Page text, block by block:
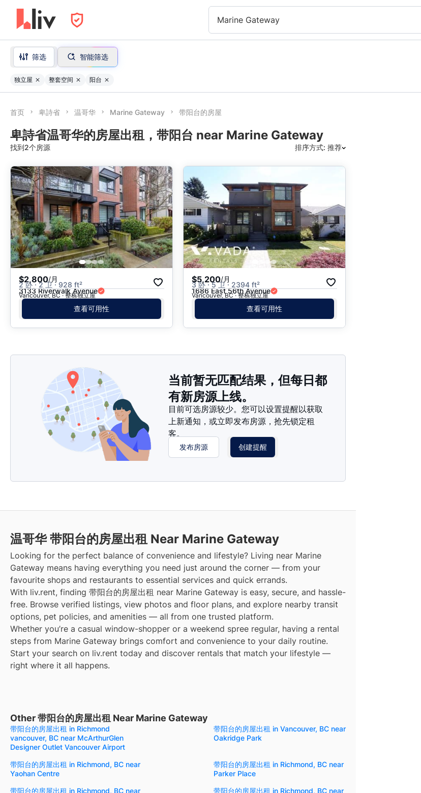
Marine Gateway
筛选 智能筛选
独立屋 整套空间 阳台
首页 卑詩省 温哥华 Marine Gateway 带阳台的房屋
卑詩省温哥华的房屋出租，带阳台 near Marine Gateway
找到2个房源 排序方式: 推荐
日期: 最新日期在前
日期: 过往日期在前
价格 - $$$ 到 $
价格 - $ 到 $$$
$2,800/月
2 卧 · 2 卫 · 928 ft²
3133 Riverwalk Avenue
Vancouver, BC · 整栋独立屋
查看可用性
$5,200/月
3 卧 · 5 卫 · 2394 ft²
1686 East 56th Avenue
Vancouver, BC · 整栋独立屋
查看可用性
当前暂无匹配结果，但每日都
有新房源上线。
目前可选房源较少。您可以设置提醒以获取
上新通知，或立即发布房源，抢先锁定租
客。
发布房源 创建提醒
温哥华 带阳台的房屋出租 Near Marine Gateway
Looking for the perfect balance of convenience and lifestyle? Living near Marine
Gateway means having everything you need just around the corner — from your
favourite shops and restaurants to essential services and quick errands.
With liv.rent, finding 带阳台的房屋出租 near Marine Gateway is easy, secure, and hassle-
free. Browse verified listings, view photos and floor plans, and explore nearby transit
options, pet policies, and amenities — all from one trusted platform.
Whether you’re a casual window-shopper or a weekend spree regular, having a rental
steps from Marine Gateway brings comfort and convenience to your daily routine.
Start your search on liv.rent today and discover rentals that match your lifestyle —
right where it all happens.
Other 带阳台的房屋出租 Near Marine Gateway
带阳台的房屋出租 in Richmond
vancouver, BC near McArthurGlen
Designer Outlet Vancouver Airport
带阳台的房屋出租 in Vancouver, BC near
Oakridge Park
带阳台的房屋出租 in Richmond, BC near
Yaohan Centre
带阳台的房屋出租 in Richmond, BC near
Parker Place
带阳台的房屋出租 in Richmond, BC near
带阳台的房屋出租 in Richmond, BC near